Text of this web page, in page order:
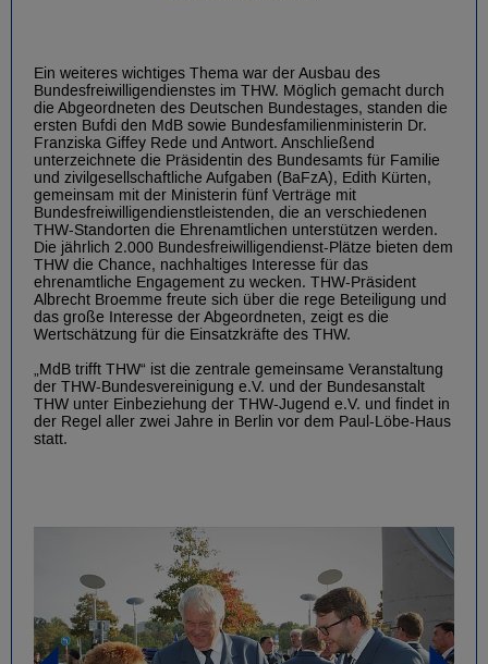
Ein weiteres wichtiges Thema war der Ausbau des
Bundesfreiwilligendienstes im THW. Möglich gemacht durch
die Abgeordneten des Deutschen Bundestages, standen die
ersten Bufdi den MdB sowie Bundesfamilienministerin Dr.
Franziska Giffey Rede und Antwort. Anschließend
unterzeichnete die Präsidentin des Bundesamts für Familie
und zivilgesellschaftliche Aufgaben (BaFzA), Edith Kürten,
gemeinsam mit der Ministerin fünf Verträge mit
Bundesfreiwilligendienstleistenden, die an verschiedenen
THW-Standorten die Ehrenamtlichen unterstützen werden.
Die jährlich 2.000 Bundesfreiwilligendienst-Plätze bieten dem
THW die Chance, nachhaltiges Interesse für das
ehrenamtliche Engagement zu wecken. THW-Präsident
Albrecht Broemme freute sich über die rege Beteiligung und
das große Interesse der Abgeordneten, zeigt es die
Wertschätzung für die Einsatzkräfte des THW.
„MdB trifft THW“ ist die zentrale gemeinsame Veranstaltung
der THW-Bundesvereinigung e.V. und der Bundesanstalt
THW unter Einbeziehung der THW-Jugend e.V. und findet in
der Regel aller zwei Jahre in Berlin vor dem Paul-Löbe-Haus
statt.